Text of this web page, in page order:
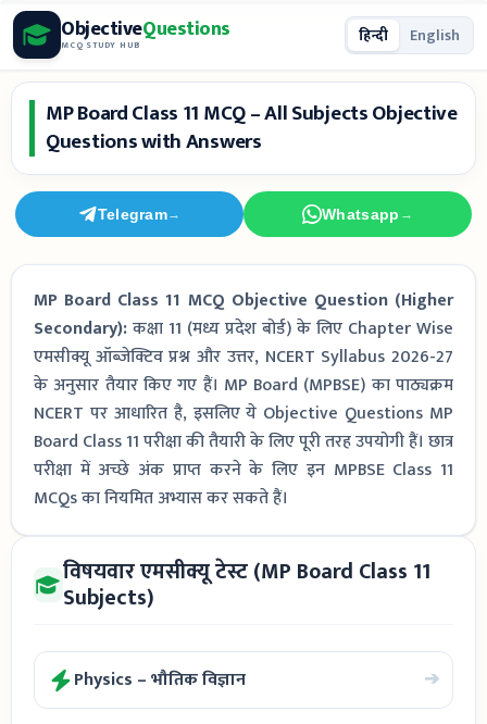
Skip
to
content
ObjectiveQuestions
MCQ STUDY HUB हिन्दी English
MP Board Class 11 MCQ – All Subjects Objective
Questions with Answers
Telegram→ Whatsapp →
MP Board Class 11 MCQ Objective Question (Higher
Secondary):कक्षा 11 (मध्य प्रदेश बोर्ड) के लिए Chapter Wise
एमसीक्यू ऑब्जेक्टिव प्रश्न और उत्तर, NCERT Syllabus 2026-27
के अनुसार तैयार किए गए हैं। MP Board (MPBSE) का पाठ्यक्रम
NCERT पर आधारित है, इसलिए ये Objective Questions MP
Board Class 11 परीक्षा की तैयारी के लिए पूरी तरह उपयोगी हैं। छात्र
परीक्षा में अच्छे अंक प्राप्त करने के लिए इन MPBSE Class 11
MCQs का नियमित अभ्यास कर सकते हैं।
विषयवार एमसीक्यू टेस्ट (MP Board Class 11
Subjects)
Physics – भौतिक विज्ञान ➔